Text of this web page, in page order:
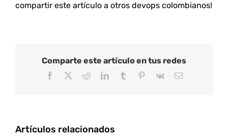
compartir este artículo a otros devops colombianos!
Comparte este artículo en tus redes
Facebook RedditLinkedInTumblr Pinterest
Vk
Correo
Artículos relacionados